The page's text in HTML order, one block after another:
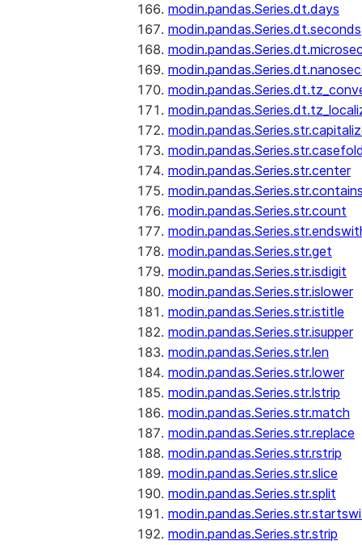
modin.pandas.Series.dt.days
modin.pandas.Series.dt.seconds
modin.pandas.Series.str.center
modin.pandas.Series.str.count
modin.pandas.Series.str.get
modin.pandas.Series.str.isdigit
modin.pandas.Series.str.islower
modin.pandas.Series.str.istitle
modin.pandas.Series.str.isupper
modin.pandas.Series.str.len
modin.pandas.Series.str.lower
modin.pandas.Series.str.lstrip
modin.pandas.Series.str.match
modin.pandas.Series.str.replace
modin.pandas.Series.str.rstrip
modin.pandas.Series.str.slice
modin.pandas.Series.str.split
modin.pandas.Series.str.strip